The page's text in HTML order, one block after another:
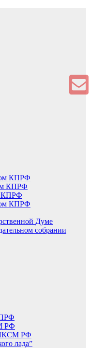
КПРФ
КПРФ
КПРФ
КПРФ
Думе
собрании
РФ
ЛКСМ РФ
лада”